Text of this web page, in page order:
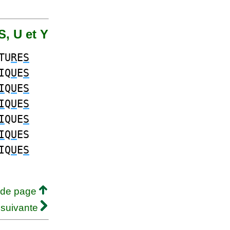
U et Y
RES
IQUES
IQUES
IQUES
IQUES
IQUES
IQUES
page